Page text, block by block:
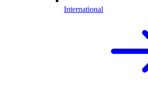
International